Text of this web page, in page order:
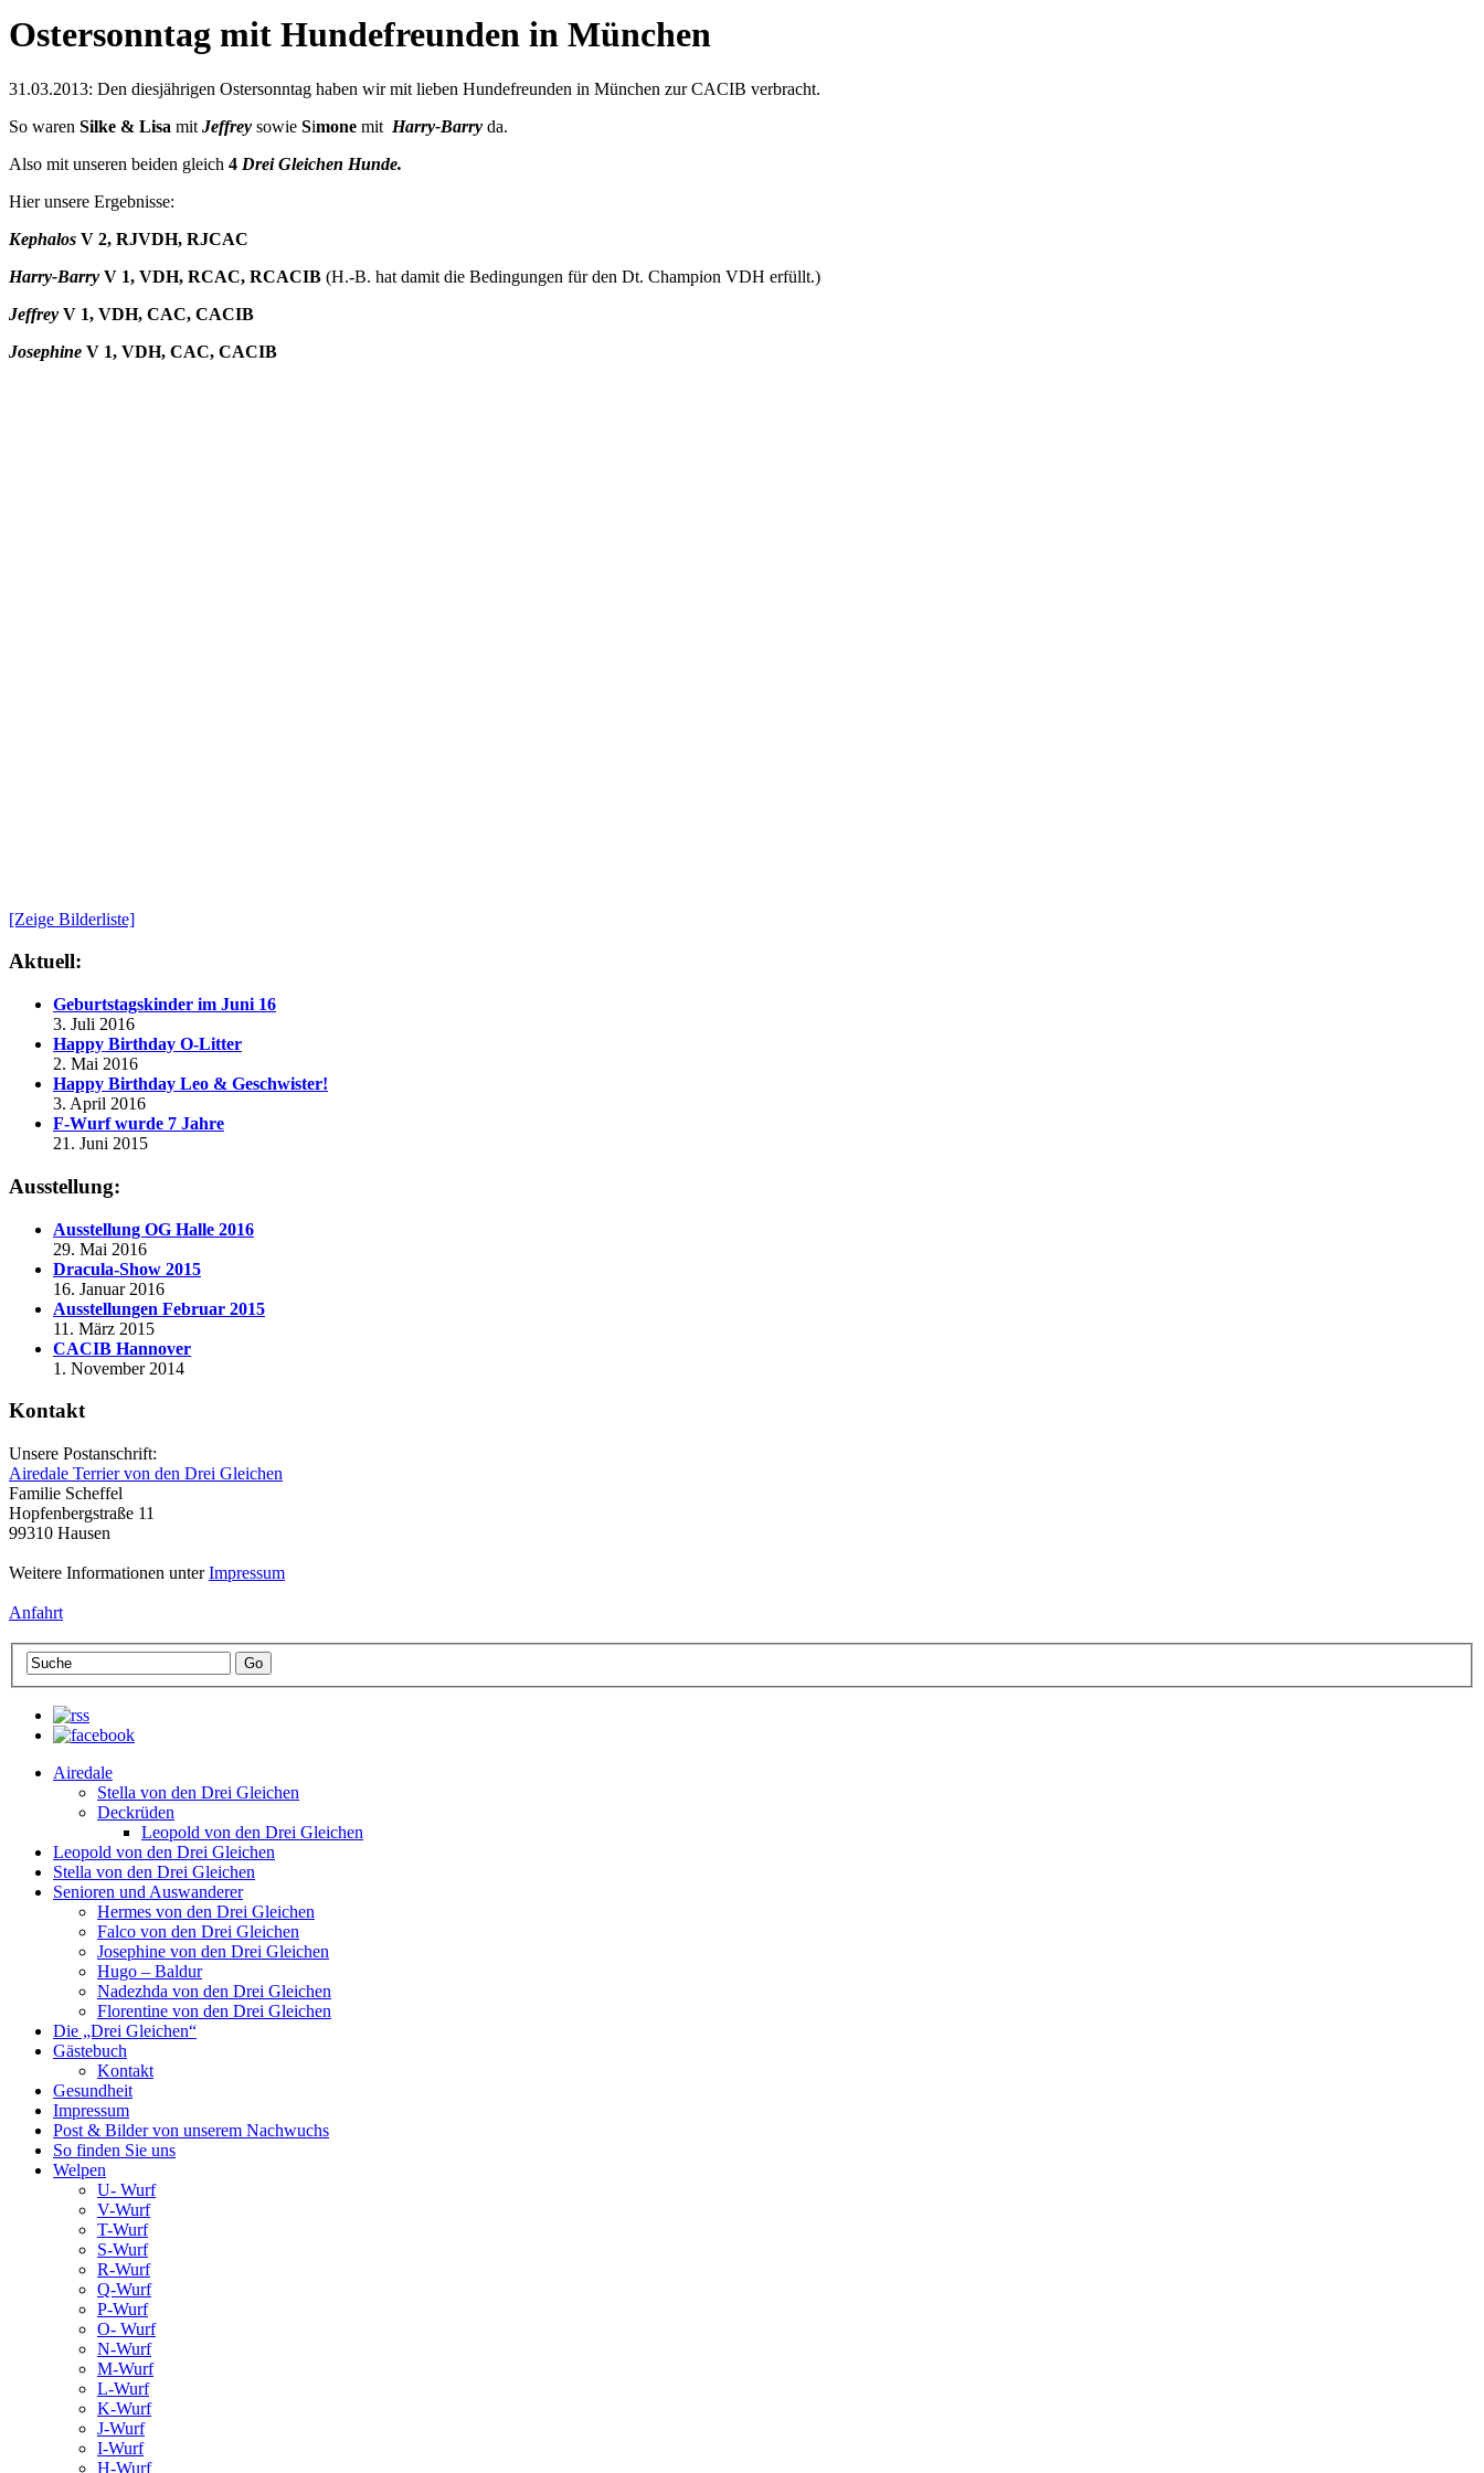
Ostersonntag mit Hundefreunden in München
31.03.2013: Den diesjährigen Ostersonntag haben wir mit lieben Hundefreunden in München zur CACIB verbracht.
So waren Silke & Lisa mit Jeffrey sowie Simone mit Harry-Barry da.
Also mit unseren beiden gleich 4 Drei Gleichen Hunde.
Hier unsere Ergebnisse:
Kephalos V 2, RJVDH, RJCAC
Harry-Barry V 1, VDH, RCAC, RCACIB (H.-B. hat damit die Bedingungen für den Dt. Champion VDH erfüllt.)
Jeffrey V 1, VDH, CAC, CACIB
Josephine V 1, VDH, CAC, CACIB
[Zeige Bilderliste]
Aktuell:
Geburtstagskinder im Juni 16
3. Juli 2016
Happy Birthday O-Litter
2. Mai 2016
Happy Birthday Leo & Geschwister!
3. April 2016
F-Wurf wurde 7 Jahre
21. Juni 2015
Ausstellung:
Ausstellung OG Halle 2016
29. Mai 2016
Dracula-Show 2015
16. Januar 2016
Ausstellungen Februar 2015
11. März 2015
CACIB Hannover
1. November 2014
Kontakt
Unsere Postanschrift:
Airedale Terrier von den Drei Gleichen
Familie Scheffel
Hopfenbergstraße 11
99310 Hausen
Weitere Informationen unterImpressum
Anfahrt
Airedale
Stella von den Drei Gleichen
Deckrüden
Leopold von den Drei Gleichen
Leopold von den Drei Gleichen
Stella von den Drei Gleichen
Senioren und Auswanderer
Hermes von den Drei Gleichen
Falco von den Drei Gleichen
Josephine von den Drei Gleichen
Hugo – Baldur
Nadezhda von den Drei Gleichen
Florentine von den Drei Gleichen
Die „Drei Gleichen“
Gästebuch
Kontakt
Gesundheit
Impressum
Post & Bilder von unserem Nachwuchs
So finden Sie uns
Welpen
U- Wurf
V-Wurf
T-Wurf
S-Wurf
R-Wurf
Q-Wurf
P-Wurf
O- Wurf
N-Wurf
M-Wurf
L-Wurf
K-Wurf
J-Wurf
I-Wurf
H-Wurf